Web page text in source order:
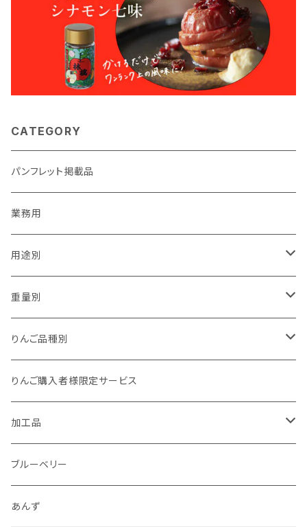
CATEGORY
パンフレット掲載品
業務用
用途別
贈答用
家庭用（訳あり）
加工用
重量別
1kg以下
1kg
1.5kg～2kg
2.5kg～3kg
4.5kg～5kg
りんご品種別
夏あかり
シナノリップ
サンつがる
秋映
りんご購入者様限定サービス
加工品
ジュース
ジャム
ブルーベリー
あんず